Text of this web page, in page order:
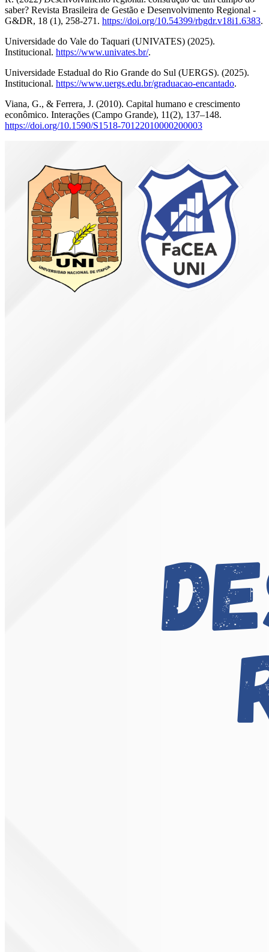
saber? Revista Brasileira de Gestão e Desenvolvimento Regional -
G&DR, 18 (1), 258-271. https://doi.org/10.54399/rbgdr.v18i1.6383.
Universidade do Vale do Taquari (UNIVATES) (2025).
Institucional. https://www.univates.br/.
Universidade Estadual do Rio Grande do Sul (UERGS). (2025).
Institucional. https://www.uergs.edu.br/graduacao-encantado.
Viana, G., & Ferrera, J. (2010). Capital humano e crescimento
econômico. Interações (Campo Grande), 11(2), 137–148.
https://doi.org/10.1590/S1518-70122010000200003